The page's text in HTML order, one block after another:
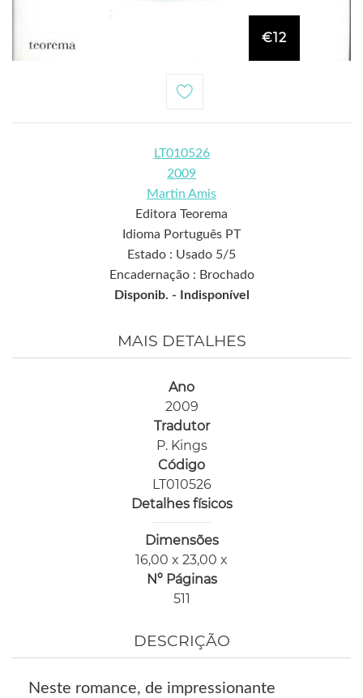
€12
LT010526
2009
Martin Amis
Editora Teorema
Idioma Português PT
Estado : Usado 5/5
Encadernação : Brochado
Disponib. -
Indisponível
MAIS DETALHES
Ano
2009
Tradutor
P. Kings
Código
LT010526
Detalhes físicos
Dimensões
16,00 x 23,00 x
Nº Páginas
511
DESCRIÇÃO
Neste romance, de impressionante